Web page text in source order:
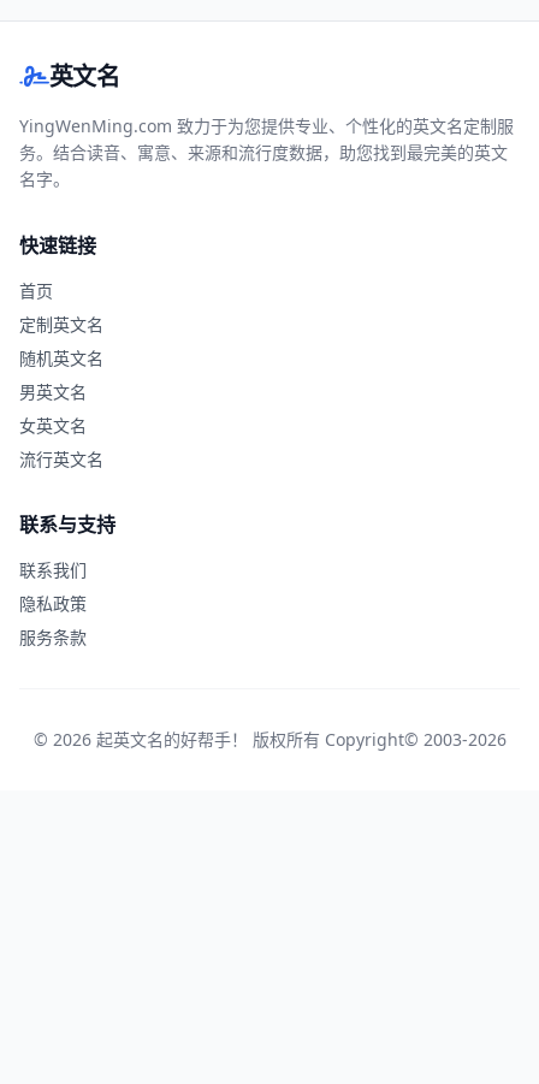
英文名
YingWenMing.com 致力于为您提供专业、个性化的英文名定制服
务。结合读音、寓意、来源和流行度数据，助您找到最完美的英文
名字。
快速链接
首页
定制英文名
随机英文名
男英文名
女英文名
流行英文名
联系与支持
联系我们
隐私政策
服务条款
© 2026 起英文名的好帮手！ 版权所有 Copyright© 2003-2026